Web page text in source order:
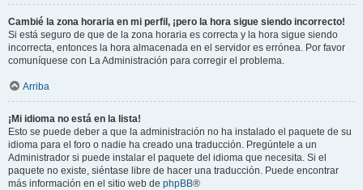
Cambié la zona horaria en mi perfil, ¡pero la hora sigue siendo incorrecto!
Si está seguro de que de la zona horaria es correcta y la hora sigue siendo
incorrecta, entonces la hora almacenada en el servidor es errónea. Por favor
comuníquese con La Administración para corregir el problema.
Arriba
¡Mi idioma no está en la lista!
Esto se puede deber a que la administración no ha instalado el paquete de su
idioma para el foro o nadie ha creado una traducción. Pregúntele a un
Administrador si puede instalar el paquete del idioma que necesita. Si el
paquete no existe, siéntase libre de hacer una traducción. Puede encontrar
más información en el sitio web de phpBB®